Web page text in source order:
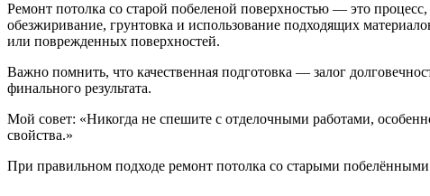
Ремонт потолка со старой побеленой поверхностью — это
обезжиривание, грунтовка и использование подходящих
или поврежденных поверхностей.
Важно помнить, что качественная подготовка — залог
финального результата.
Мой совет: «Никогда не спешите с отделочными работами,
свойства.»
При правильном подходе ремонт потолка со старыми